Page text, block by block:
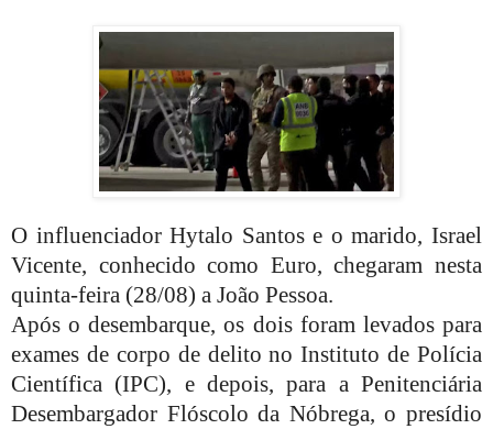
O influenciador Hytalo Santos e o marido, Israel
Vicente, conhecido como Euro, chegaram nesta
quinta-feira (28/08) a João Pessoa.
Após o desembarque, os dois foram levados para
exames de corpo de delito no Instituto de Polícia
Científica (IPC), e depois, para a Penitenciária
Desembargador Flóscolo da Nóbrega, o presídio